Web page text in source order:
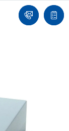
联
系
报
价
们